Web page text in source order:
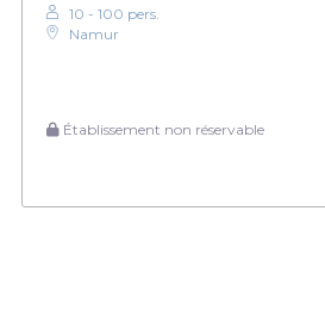
10 - 100 pers.
Namur
Établissement non réservable